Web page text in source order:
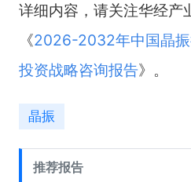
详细内容，请关注华经产
《2026-2032年中国晶振
投资战略咨询报告》。
晶振
推荐报告